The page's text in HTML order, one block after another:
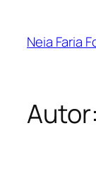
Neia Faria
Autor: